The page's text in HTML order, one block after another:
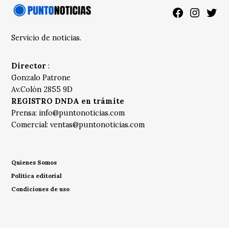
Facebook
Servicio de noticias.
Director :
Gonzalo Patrone
Av.Colón 2855 9D
REGISTRO DNDA en trámite
Prensa: info@puntonoticias.com
Comercial:ventas@puntonoticias.com
Quienes Somos
Política editorial
Condiciones de uso